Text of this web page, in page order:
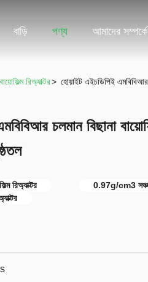
বাড়ি পণ্য আমাদের সম্পর্কে
রিঅ্যাক্টর> হোয়াইট এইচডিপিই
চলমান বিছানা
রিঅ্যাক্টর
0.97g/cm3